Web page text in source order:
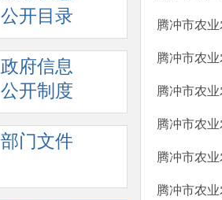
公开目录
政府信息
公开制度
部门文件
腾冲市农
腾冲市农
腾冲市农
腾冲市农
腾冲市农
腾冲市农